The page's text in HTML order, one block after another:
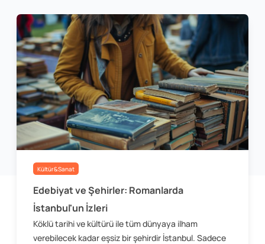
Kültür&Sanat
Edebiyat ve Şehirler: Romanlarda
İstanbul'un İzleri
Köklü tarihi ve kültürü ile tüm dünyaya ilham
verebilecek kadar eşsiz bir şehirdir İstanbul. Sadece